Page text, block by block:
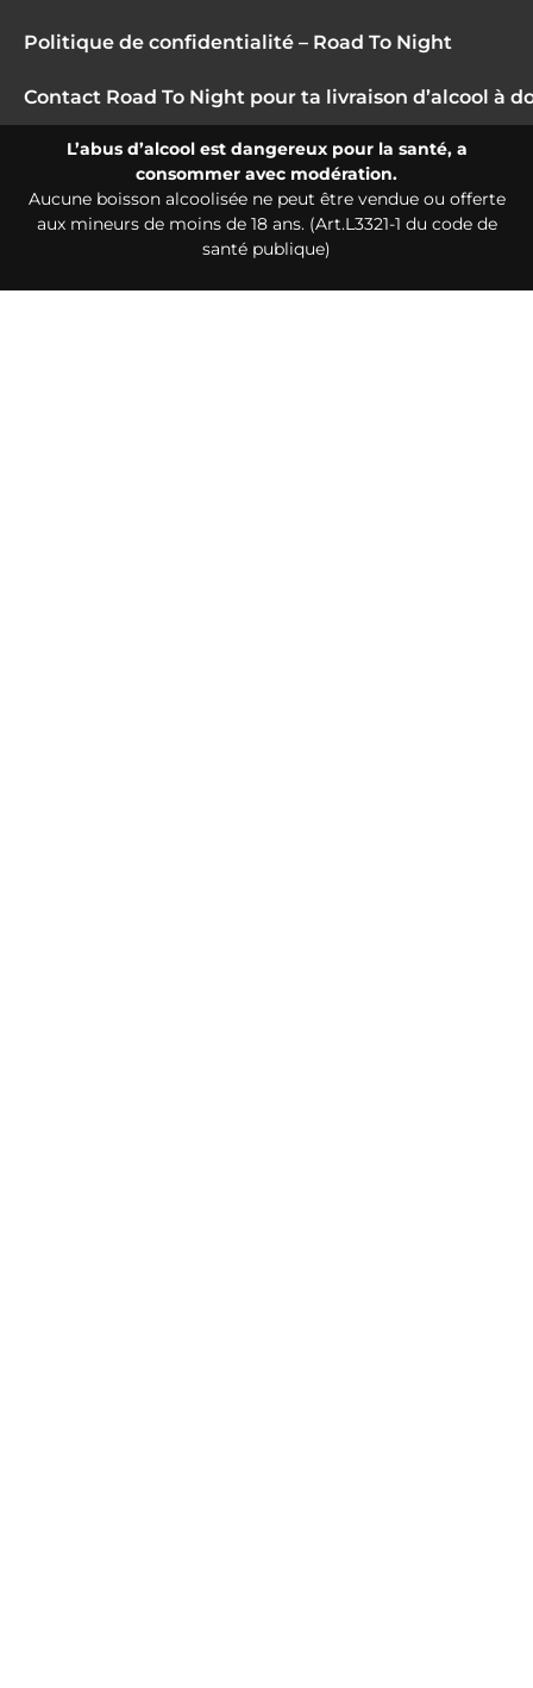
Politique de confidentialité – Road To Night
Contact Road To Night pour ta livraison d’alcool à
L’abus d’alcool est dangereux pour la santé, a
consommer avec modération.
Aucune boisson alcoolisée ne peut être vendue ou offerte
aux mineurs de moins de 18 ans. (Art.L3321-1 du code de
santé publique)